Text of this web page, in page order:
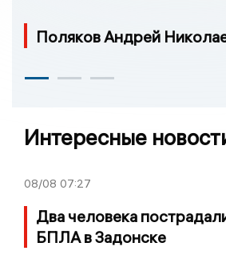
Поляков Андрей
Интересные
08/08 07:27
Два человека
БПЛА в Задонске